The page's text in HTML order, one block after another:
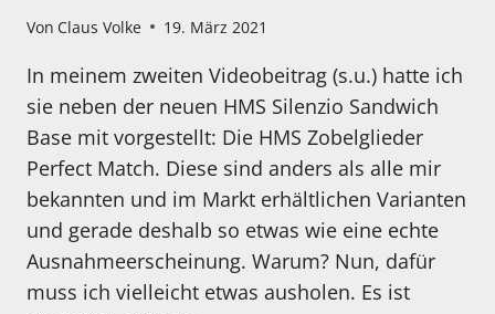
Von Claus Volke 19. März 2021
In meinem zweiten Videobeitrag (s.u.) hatte ich
sie neben der neuen HMS Silenzio Sandwich
Base mit vorgestellt: Die HMS Zobelglieder
Perfect Match. Diese sind anders als alle mir
bekannten und im Markt erhältlichen Varianten
und gerade deshalb so etwas wie eine echte
Ausnahmeerscheinung. Warum? Nun, dafür
muss ich vielleicht etwas ausholen. Es ist